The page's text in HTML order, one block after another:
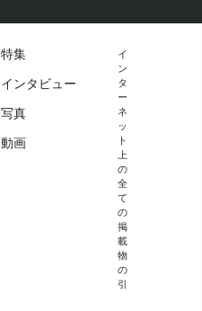
特集
インタビュー
写真
動画
イ
ン
タ
ー
ネ
ッ
ト
上
の
全
て
の
掲
載
物
の
引